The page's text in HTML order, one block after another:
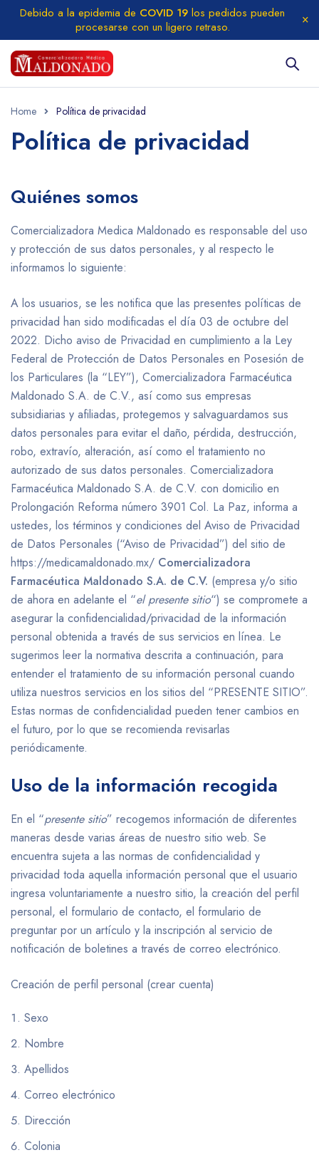
Debido a la epidemia de COVID 19 los pedidos pueden
procesarse con un ligero retraso.
Home Política de privacidad
Política de privacidad
Quiénes somos
Comercializadora Medica Maldonado es responsable del uso
y protección de sus datos personales, y al respecto le
informamos lo siguiente:
A los usuarios, se les notifica que las presentes políticas de
privacidad han sido modificadas el día 03 de octubre del
2022. Dicho aviso de Privacidad en cumplimiento a la Ley
Federal de Protección de Datos Personales en Posesión de
los Particulares (la “LEY”), Comercializadora Farmacéutica
Maldonado S.A. de C.V., así como sus empresas
subsidiarias y afiliadas, protegemos y salvaguardamos sus
datos personales para evitar el daño, pérdida, destrucción,
robo, extravío, alteración, así como el tratamiento no
autorizado de sus datos personales. Comercializadora
Farmacéutica Maldonado S.A. de C.V. con domicilio en
Prolongación Reforma número 3901 Col. La Paz, informa a
ustedes, los términos y condiciones del Aviso de Privacidad
de Datos Personales (“Aviso de Privacidad”) del sitio de
https://medicamaldonado.mx/ Comercializadora
Farmacéutica Maldonado S.A. de C.V. (empresa y/o sitio
de ahora en adelante el “el presente sitio“) se compromete a
asegurar la confidencialidad/privacidad de la información
personal obtenida a través de sus servicios en línea. Le
sugerimos leer la normativa descrita a continuación, para
entender el tratamiento de su información personal cuando
utiliza nuestros servicios en los sitios del “PRESENTE SITIO”.
Estas normas de confidencialidad pueden tener cambios en
el futuro, por lo que se recomienda revisarlas
periódicamente.
Uso de la información recogida
En el “presente sitio” recogemos información de diferentes
maneras desde varias áreas de nuestro sitio web. Se
encuentra sujeta a las normas de confidencialidad y
privacidad toda aquella información personal que el usuario
ingresa voluntariamente a nuestro sitio, la creación del perfil
personal, el formulario de contacto, el formulario de
preguntar por un artículo y la inscripción al servicio de
notificación de boletines a través de correo electrónico.
Creación de perfil personal (crear cuenta)
Sexo
Nombre
Apellidos
Correo electrónico
Dirección
Colonia